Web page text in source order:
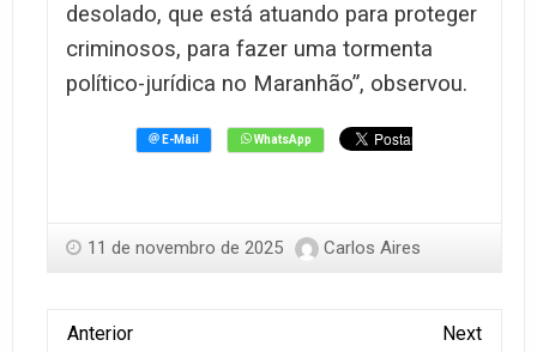
desolado, que está atuando para proteger
criminosos, para fazer uma tormenta
político-jurídica no Maranhão”, observou.
11 de novembro de 2025 Carlos Aires
Anterior Next